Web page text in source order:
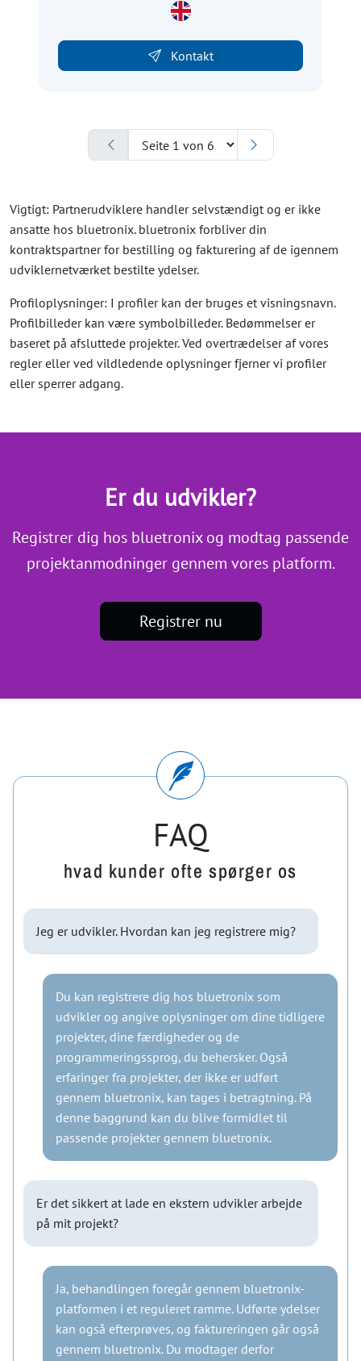
Kontakt
Vigtigt: Partnerudviklere handler selvstændigt og er ikke
ansatte hos bluetronix. bluetronix forbliver din
kontraktspartner for bestilling og fakturering af de igennem
udviklernetværket bestilte ydelser.
Profiloplysninger: I profiler kan der bruges et visningsnavn.
Profilbilleder kan være symbolbilleder. Bedømmelser er
baseret på afsluttede projekter. Ved overtrædelser af vores
regler eller ved vildledende oplysninger fjerner vi profiler
eller sperrer adgang.
Er du udvikler?
Registrer dig hos bluetronix og modtag passende
projektanmodninger gennem vores platform.
Registrer nu
FAQ
hvad kunder ofte spørger os
Jeg er udvikler. Hvordan kan jeg registrere mig?
Du kan registrere dig hos bluetronix som
udvikler og angive oplysninger om dine tidligere
projekter, dine færdigheder og de
programmeringssprog, du behersker. Også
erfaringer fra projekter, der ikke er udført
gennem bluetronix, kan tages i betragtning. På
denne baggrund kan du blive formidlet til
passende projekter gennem bluetronix.
Er det sikkert at lade en ekstern udvikler arbejde
på mit projekt?
Ja, behandlingen foregår gennem bluetronix-
platformen i et reguleret ramme. Udførte ydelser
kan også efterprøves, og faktureringen går også
gennem bluetronix. Du modtager derfor